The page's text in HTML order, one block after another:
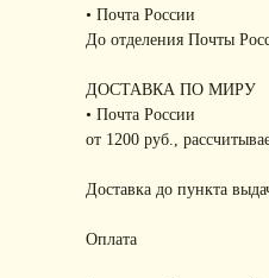
• Почта России
До отделения Почты
ДОСТАВКА ПО МИРУ
• Почта России
от 1200 руб.,
Доставка до пункта
Оплата